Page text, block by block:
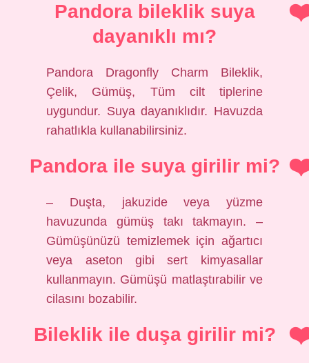
Pandora bileklik suya
dayanıklı mı?
Pandora Dragonfly Charm Bileklik,
Çelik, Gümüş, Tüm cilt tiplerine
uygundur. Suya dayanıklıdır. Havuzda
rahatlıkla kullanabilirsiniz.
Pandora ile suya girilir mi?
– Duşta, jakuzide veya yüzme
havuzunda gümüş takı takmayın. –
Gümüşünüzü temizlemek için ağartıcı
veya aseton gibi sert kimyasallar
kullanmayın. Gümüşü matlaştırabilir ve
cilasını bozabilir.
Bileklik ile duşa girilir mi?